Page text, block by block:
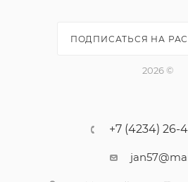
ПОДПИСАТЬСЯ НА
2026 ©
+7 (4234) 26-